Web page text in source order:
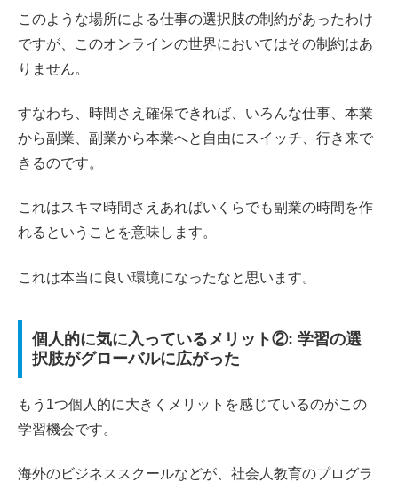
このような場所による仕事の選択肢の制約があったわけ
ですが、このオンラインの世界においてはその制約はあ
りません。
すなわち、時間さえ確保できれば、いろんな仕事、本業
から副業、副業から本業へと自由にスイッチ、行き来で
きるのです。
これはスキマ時間さえあればいくらでも副業の時間を作
れるということを意味します。
これは本当に良い環境になったなと思います。
個人的に気に入っているメリット②: 学習の選
択肢がグローバルに広がった
もう1つ個人的に大きくメリットを感じているのがこの
学習機会です。
海外のビジネススクールなどが、社会人教育のプログラ